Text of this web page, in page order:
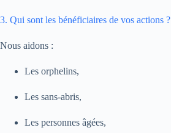
3. Qui sont les bénéficiaires de vos actions ?
Nous aidons :
Les orphelins,
Les sans-abris,
Les personnes âgées,